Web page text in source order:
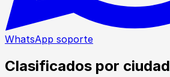
WhatsApp soporte
Clasificados por ciudad